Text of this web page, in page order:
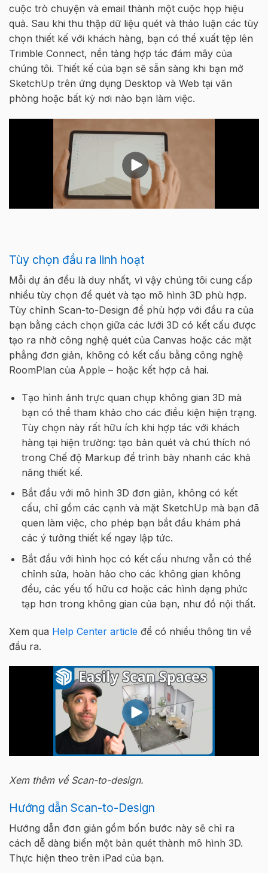
cuộc trò chuyện và email thành một cuộc họp hiệu
quả. Sau khi thu thập dữ liệu quét và thảo luận các tùy
chọn thiết kế với khách hàng, bạn có thể xuất tệp lên
Trimble Connect, nền tảng hợp tác đám mây của
chúng tôi. Thiết kế của bạn sẽ sẵn sàng khi bạn mở
SketchUp trên ứng dụng Desktop và Web tại văn
phòng hoặc bất kỳ nơi nào bạn làm việc.
Tùy chọn đầu ra linh hoạt
Mỗi dự án đều là duy nhất, vì vậy chúng tôi cung cấp
nhiều tùy chọn để quét và tạo mô hình 3D phù hợp.
Tùy chỉnh Scan-to-Design để phù hợp với đầu ra của
bạn bằng cách chọn giữa các lưới 3D có kết cấu được
tạo ra nhờ công nghệ quét của Canvas hoặc các mặt
phẳng đơn giản, không có kết cấu bằng công nghệ
RoomPlan của Apple – hoặc kết hợp cả hai.
Tạo hình ảnh trực quan chụp không gian 3D mà
bạn có thể tham khảo cho các điều kiện hiện trạng.
Tùy chọn này rất hữu ích khi hợp tác với khách
hàng tại hiện trường: tạo bản quét và chú thích nó
trong Chế độ Markup để trình bày nhanh các khả
năng thiết kế.
Bắt đầu với mô hình 3D đơn giản, không có kết
cấu, chỉ gồm các cạnh và mặt SketchUp mà bạn đã
quen làm việc, cho phép bạn bắt đầu khám phá
các ý tưởng thiết kế ngay lập tức.
Bắt đầu với hình học có kết cấu nhưng vẫn có thể
chỉnh sửa, hoàn hảo cho các không gian không
đều, các yếu tố hữu cơ hoặc các hình dạng phức
tạp hơn trong không gian của bạn, như đồ nội thất.
Xem qua Help Center article để có nhiều thông tin về
đầu ra.
Xem thêm về Scan-to-design.
Hướng dẫn Scan-to-Design
Hướng dẫn đơn giản gồm bốn bước này sẽ chỉ ra
cách dễ dàng biến một bản quét thành mô hình 3D.
Thực hiện theo trên iPad của bạn.